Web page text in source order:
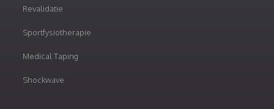
Revalidatie
Sportfysiotherapie
Medical Taping
Shockwave